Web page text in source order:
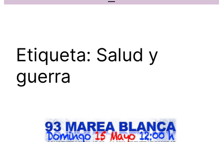
Etiqueta: Salud y
guerra